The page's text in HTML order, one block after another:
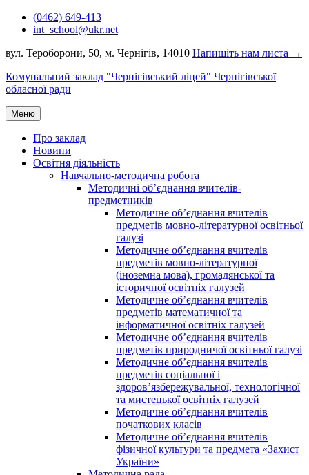
Перейти(0462) 649-413
int_school@ukr.net
вул. Тероборони, 50, м. Чернігів, 14010 Напишіть нам листа →
Комунальний заклад "Чернігівський ліцей" Чернігівської
обласної ради
Меню
Про заклад
Новини
Освітня діяльність
Навчально-методична робота
Методичні об’єднання вчителів-
предметників
Методичне об’єднання вчителів
предметів мовно-літературної освітньої
галузі
Методичне об’єднання вчителів
предметів мовно-літературної
(іноземна мова), громадянської та
історичної освітніх галузей
Методичне об’єднання вчителів
предметів математичної та
інформатичної освітніх галузей
Методичне об’єднання вчителів
предметів природничої освітньої галузі
Методичне об’єднання вчителів
предметів соціальної і
здоров’язбережувальної, технологічної
та мистецької освітніх галузей
Методичне об’єднання вчителів
початкових класів
Методичне об’єднання вчителів
фізичної культури та предмета «Захист
України»